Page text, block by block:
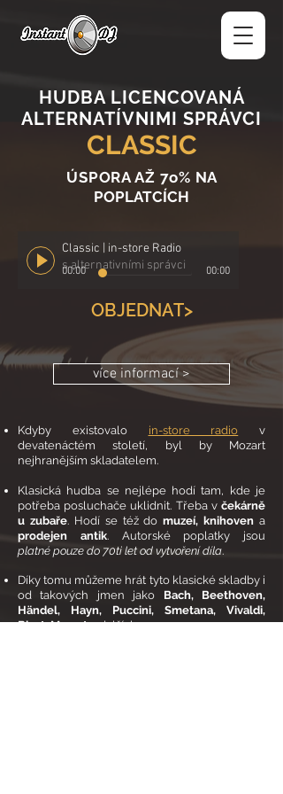
HUDBA LICENCOVANÁ
ALTERNATÍVNIMI SPRÁVCI
CLASSIC
ÚSPORA AŽ 7o% NA
POPLATCÍCH
Classic | in-store Radio
s alternativními správci
00:00 00:00
OBJEDNAT>
více informací >
Kdyby existovalo in-store radio v
devatenáctém století, byl by Mozart
nejhranějším skladatelem.
Klasická hudba se nejlépe hodí tam, kde je
potřeba posluchače uklidnit. Třeba v čekárně
u zubaře. Hodí se též domuzeí, knihoven a
prodejen antik. Autorské poplatky jsou
platné pouze do 70ti let od vytvoření díla.
Díky tomu můžeme hrát tyto klasické skladby i
od takových jmen jako Bach, Beethoven,
Händel, Hayn, Puccini, Smetana, Vivaldi,
Bizet, Mozarta dalších.